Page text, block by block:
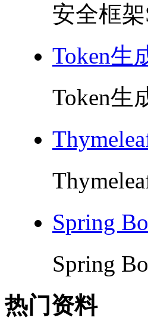
安全框
Token生
Token生
Spring
Spring
热门资料